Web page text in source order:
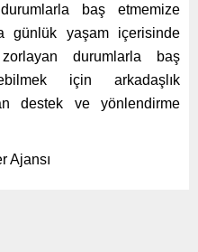
durumlarla baş etmemize
günlük yaşam içerisinde
zorlayan durumlarla baş
için arkadaşlık
destek ve yönlendirme
Ajansı